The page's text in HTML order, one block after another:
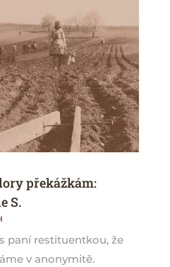
překážkám:
S.
paní restituentkou, že
v anonymitě.